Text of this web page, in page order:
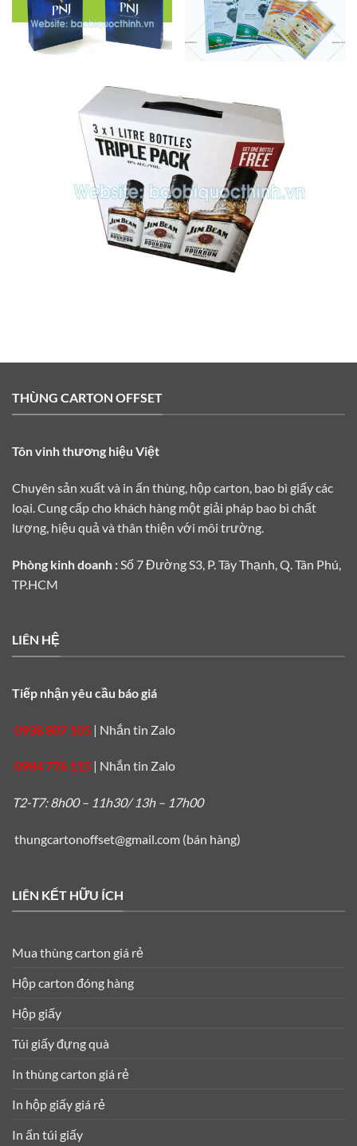
THÙNG CARTON OFFSET
Tôn vinh thương hiệu Việt
Chuyên sản xuất và in ấn thùng, hộp carton, bao bì giấy các
loại. Cung cấp cho khách hàng một giải pháp bao bì chất
lượng, hiệu quả và thân thiện với môi trường.
Phòng kinh doanh : Số 7 Đường S3, P. Tây Thạnh, Q. Tân Phú,
TP.HCM
LIÊN HỆ
Tiếp nhận yêu cầu báo giá
0938 807 105 | Nhắn tin Zalo
0984 776 115 | Nhắn tin Zalo
T2-T7: 8h00 – 11h30/ 13h – 17h00
thungcartonoffset@gmail.com (bán hàng)
LIÊN KẾT HỮU ÍCH
Mua thùng carton giá rẻ
Hộp carton đóng hàng
Hộp giấy
Túi giấy đựng quà
In thùng carton giá rẻ
In hộp giấy giá rẻ
In ấn túi giấy